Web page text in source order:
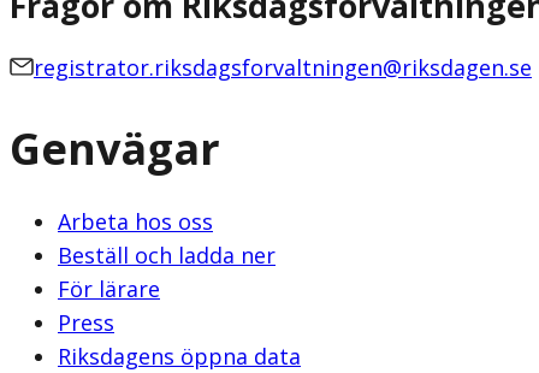
registrator.riksdagsforvaltningen@riksdagen.se
Genvägar
Arbeta hos oss
Beställ och ladda ner
För lärare
Press
Riksdagens öppna data